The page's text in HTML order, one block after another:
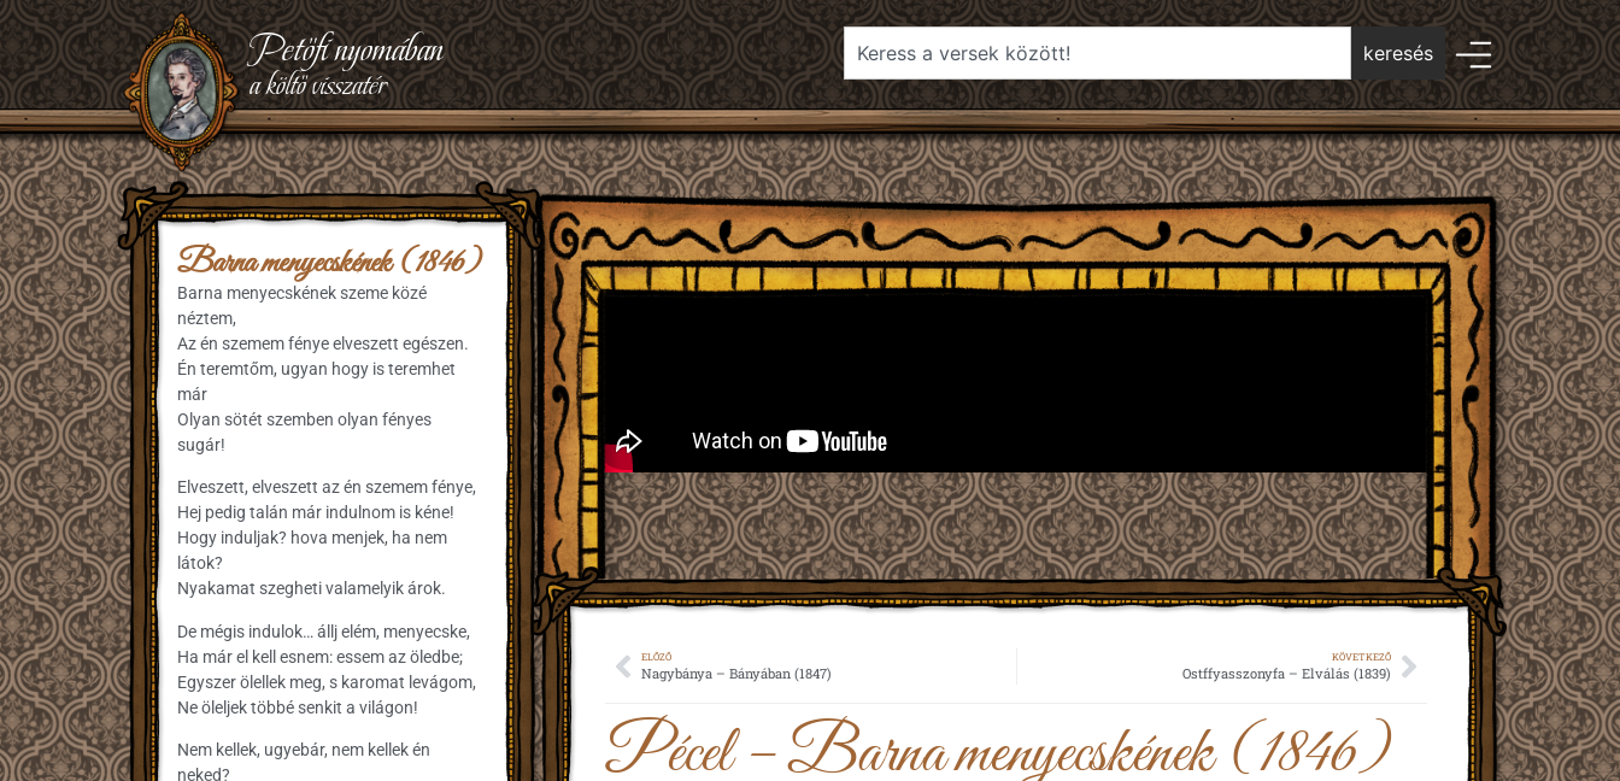
Petőfi nyomában
a költő visszatér
keresés
ELŐZŐ
Nagybánya – Bányában (1847)
KÖVETKEZŐ
Ostffyasszonyfa – Elválás (1839)
Pécel – Barna menyecskének (1846)
Barna menyecskének (1846)
Barna menyecskének szeme közé
néztem,
Az én szemem fénye elveszett egészen.
Én teremtőm, ugyan hogy is teremhet
már
Olyan sötét szemben olyan fényes
sugár!
Elveszett, elveszett az én szemem fénye,
Hej pedig talán már indulnom is kéne!
Hogy induljak? hova menjek, ha nem
látok?
Nyakamat szegheti valamelyik árok.
De mégis indulok… állj elém, menyecske,
Ha már el kell esnem: essem az öledbe;
Egyszer ölellek meg, s karomat levágom,
Ne öleljek többé senkit a világon!
Nem kellek, ugyebár, nem kellek én
neked?